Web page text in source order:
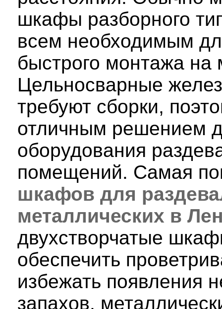
шкафы разборного
всем необходимым
быстрого монтажа на
Цельносварные
требуют сборки,
отличным решением
оборудования
помещений. Самая
шкафов для
металлических в
двухстворчатые
обеспечить
избежать появления
запахов,